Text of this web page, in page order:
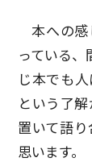
本への
っている、
じ本でも
という了
置いて語
思います。